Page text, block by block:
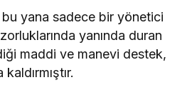
bu yana sadece bir yönetici
yanında duran
maddi ve manevi destek,